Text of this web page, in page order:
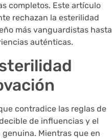
completos. Este artículo
rechazan la esterilidad
más vanguardistas hasta
auténticas.
contradice las reglas de
de influencias y el
Mientras que en